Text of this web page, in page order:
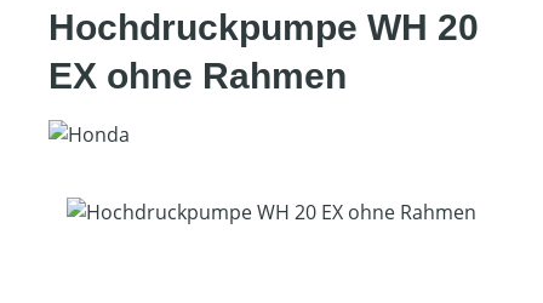
Hochdruckpumpe WH 20
EX ohne Rahmen
Bildergalerie überspringen